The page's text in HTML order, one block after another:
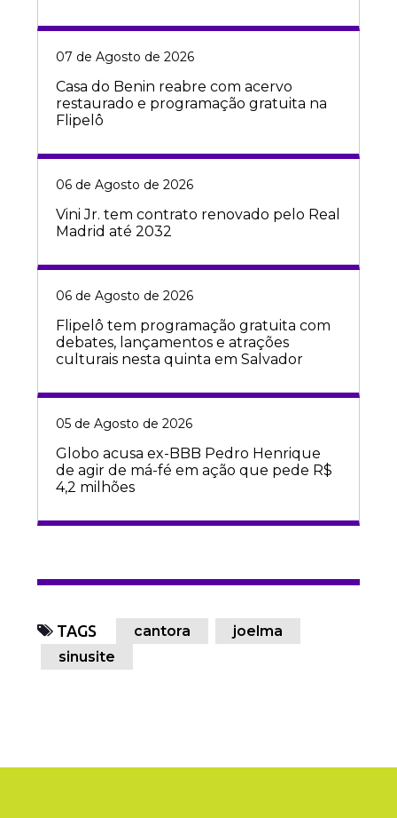
07 de Agosto de 2026
Casa do Benin reabre com acervo
restaurado e programação gratuita na
Flipelô
06 de Agosto de 2026
Vini Jr. tem contrato renovado pelo Real
Madrid até 2032
06 de Agosto de 2026
Flipelô tem programação gratuita com
debates, lançamentos e atrações
culturais nesta quinta em Salvador
05 de Agosto de 2026
Globo acusa ex-BBB Pedro Henrique
de agir de má-fé em ação que pede R$
4,2 milhões
TAGS cantora
joelma
sinusite